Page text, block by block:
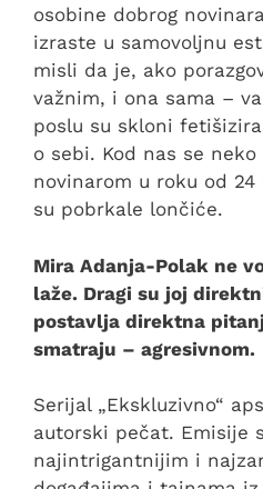
osobine dobrog
izraste u samovoljnu
misli da je, ako
važnim, i ona sama –
poslu su skloni
o sebi. Kod nas se
novinarom u roku od 24
su pobrkale lončiće.
Mira Adanja-Polak ne
laže. Dragi su joj
postavlja direktna
smatraju – agresivnom.
Serijal „Ekskluzivno“
autorski pečat. Emisije
najintrigantnijim i